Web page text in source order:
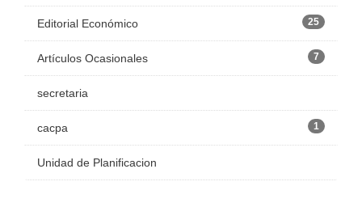
Editorial Económico 25
Artículos Ocasionales 7
secretaria
cacpa 1
Unidad de Planificacion